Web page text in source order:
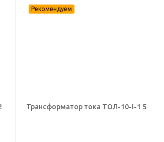
Трансформатор тока ТОЛ-10-I-1 5